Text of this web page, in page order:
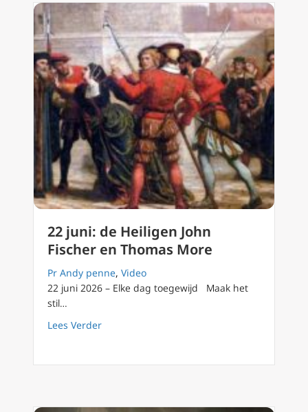
22 juni: de Heiligen John
Fischer en Thomas More
Pr Andy penne, Video
22 juni 2026 – Elke dag toegewijd Maak het
stil…
Lees Verderabout 22 juni: de Heiligen John Fischer en